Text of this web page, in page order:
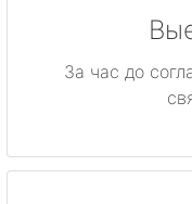
За час до